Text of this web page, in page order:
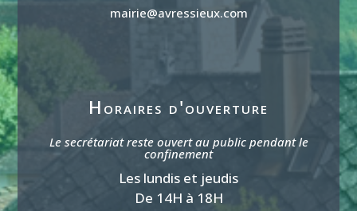
mairie@avressieux.com
Horaires d'ouverture
Le secrétariat reste ouvert au public pendant le
confinement
Les lundis et jeudis
De 14H à 18H